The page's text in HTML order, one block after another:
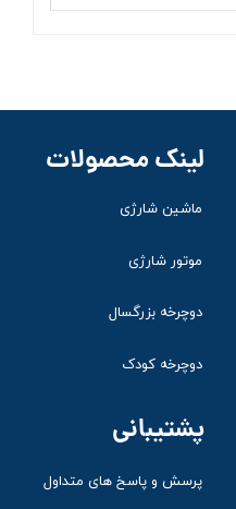
ماشین شارژی
موتور شارژی
دوچرخه بزرگسال
دوچرخه کودک
لینک محصولات
پشتیبانی
پرسش و پاسخ های متداول